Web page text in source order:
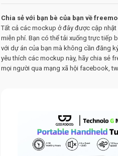
Chia sẻ với bạn bè của bạn về
Tất cả các mockup ở đây được cập nhật
miễn phí. Bạn có thể tải xuống trực tiếp
với dự án của bạn mà không cần đăng
yêu thích các mockup này, hãy chia sẻ
mọi người qua mạng xã hội facebook,